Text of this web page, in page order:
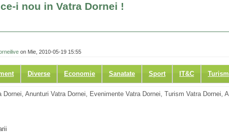
i nou in Vatra Dornei !
Diverse Economie Sanatate Sport IT&C Turism
on Mie, 2010-05-19 15:55
Anunturi Vatra Dornei, Evenimente Vatra Dornei, Turism Vatra Dornei,